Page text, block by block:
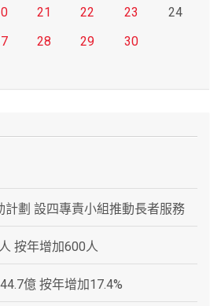
21 22 23
24
28 29
30
計劃 設四專責小組推動長者服務
按年增加600人
億 按年增加17.4%